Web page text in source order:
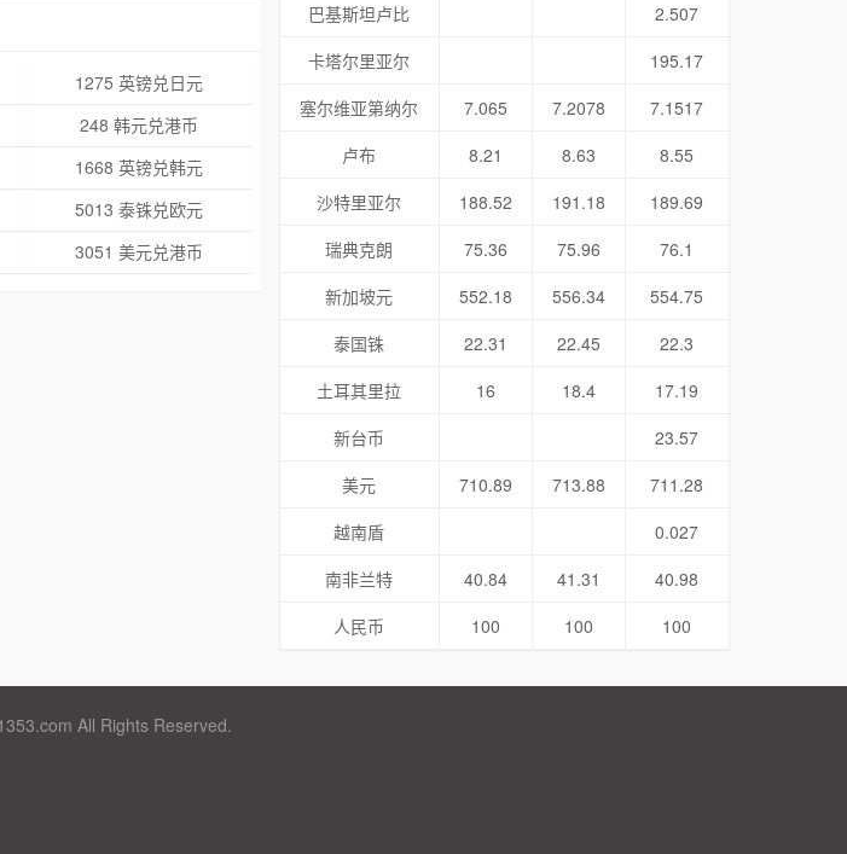
1275 英镑兑日元
248 韩元兑港币
1668 英镑兑韩元
5013 泰铢兑欧元
3051 美元兑港币
巴基斯坦卢比
2.507
卡塔尔里亚尔
195.17
塞尔维亚第纳尔
7.065 7.2078
7.1517
卢布
8.21 8.63
8.55
沙特里亚尔
188.52 191.18
189.69
瑞典克朗
75.36 75.96
76.1
新加坡元
552.18 556.34
554.75
泰国铢
22.31 22.45
22.3
土耳其里拉
16 18.4
17.19
新台币
23.57
美元
710.89 713.88
711.28
越南盾
0.027
南非兰特
40.84 41.31
40.98
人民币
100 100 100
All Rights Reserved.